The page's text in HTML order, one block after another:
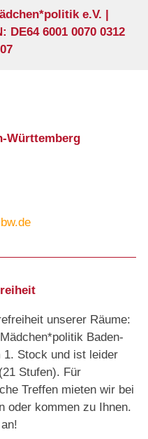
e.V. |
6001 0070 0312
Württemberg
unserer Räume:
Baden-
Stock und ist leider
Stufen). Für
Treffen mieten wir bei
oder kommen zu Ihnen.